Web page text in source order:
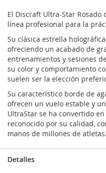
El Discraft Ultra-Star Rosado
línea profesional para la
Su clásica estrella
ofreciendo un acabado de
entrenamientos y sesiones
su color y comportamiento
suelen ser la elección
Su característico borde de
ofrecen un vuelo estable y
UltraStar se ha convertido
reconocido por su calidad,
manos de millones de atletas.
Detalles